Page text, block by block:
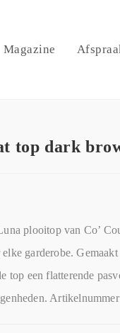
Magazine
top dark
plooitop van Co’
garderobe.
top een flatterende